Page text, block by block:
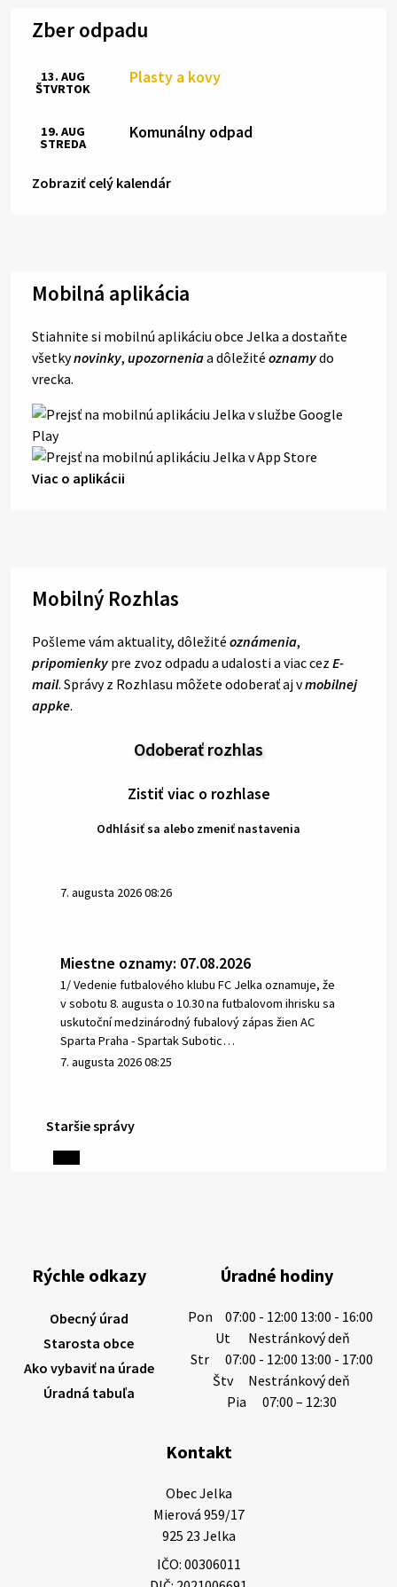
Zber odpadu
Plasty a kovy
13. AUG
ŠTVRTOK
Komunálny odpad
19. AUG
STREDA
Zobraziť celý kalendár
Mobilná aplikácia
Stiahnite si mobilnú aplikáciu obce Jelka a dostaňte
všetkynovinky, upozorneniaa dôležité oznamydo
vrecka.
Viac o aplikácii
Mobilný Rozhlas
Pošleme vám aktuality, dôležité oznámenia,
pripomienky pre zvoz odpadu a udalosti a viac cez E-
mail. Správy z Rozhlasu môžete odoberať aj vmobilnej
appke.
Odoberať rozhlas
Zistiť viac o rozhlase
Odhlásiť sa alebo zmeniť nastavenia
7. augusta 2026 08:26
Miestne oznamy: 07.08.2026
1/ Vedenie futbalového klubu FC Jelka oznamuje, že
v sobotu 8. augusta o 10.30 na futbalovom ihrisku sa
uskutoční medzinárodný fubalový zápas žien AC
Sparta Praha - Spartak Subotic…
7. augusta 2026 08:25
6. augusta 2026 08:13
výdatnosti vodárenských zdrojov.
Západoslovenská vodárenská spoločnosť preto
6. augusta 2026 08:12
5. augusta 2026 13:10
Smútočný oznam: 05.08.2026 1/ Vážení obyvatelia!S
hlbokým zármutkom Vám oznamujeme, že vo veku
73 rokov nás opustila Irena Tanková, rodená
Tanková. Pohreb zosnulej bude dňa 6.08.20…
5. augusta 2026 12:59
Staršie správy
Rýchle odkazy
Obecný úrad
Starosta obce
Ako vybaviť na úrade
Úradná tabuľa
Úradné hodiny
Pon
07:00 - 12:00 13:00 - 16:00
Ut
Nestránkový deň
Str
07:00 - 12:00 13:00 - 17:00
Štv
Nestránkový deň
Pia
07:00 – 12:30
Kontakt
Obec Jelka
Mierová 959/17
925 23 Jelka
IČO: 00306011